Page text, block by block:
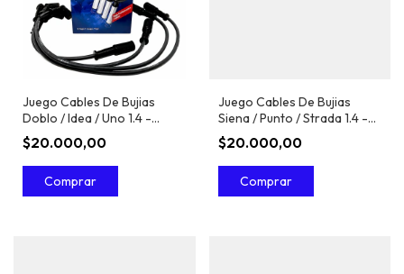
Juego Cables De Bujias
Doblo / Idea / Uno 1.4 -
Bosch
$20.000,00
Juego Cables De Bujias
Siena / Punto / Strada 1.4 -
Bosch
$20.000,00